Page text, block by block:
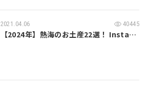
2021.04.06 40445
【2024年】熱海のお土産22選！ Insta…